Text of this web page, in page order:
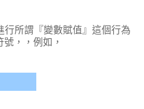
所謂『變數賦值』這個行為
，，例如，